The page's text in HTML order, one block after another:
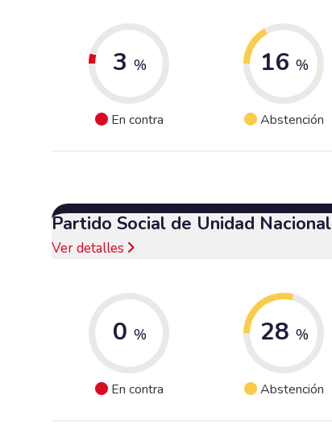
3 %
En contra
16 %
Abstención
Partido Social de Unidad Nacional
Ver detalles
0 %
En contra
28 %
Abstención